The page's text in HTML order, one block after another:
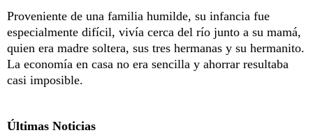
Proveniente de una familia humilde, su infancia fue
especialmente difícil, vivía cerca del río junto a su mamá,
quien era madre soltera, sus tres hermanas y su hermanito.
La economía en casa no era sencilla y ahorrar resultaba
casi imposible.
Últimas Noticias